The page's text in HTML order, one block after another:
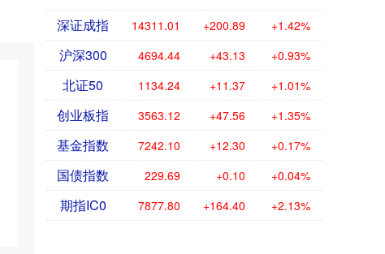
深证成指 14311.01 +200.89 +1.42%
沪深300 4694.44 +43.13 +0.93%
北证50 1134.24 +11.37 +1.01%
创业板指 3563.12 +47.56 +1.35%
基金指数 7242.10 +12.30 +0.17%
国债指数 229.69 +0.10 +0.04%
期指IC0 7877.80 +164.40 +2.13%